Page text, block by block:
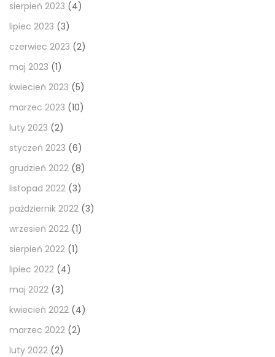
sierpień 2023 (4)
lipiec 2023 (3)
czerwiec 2023 (2)
maj 2023 (1)
kwiecień 2023 (5)
marzec 2023 (10)
luty 2023 (2)
styczeń 2023 (6)
grudzień 2022 (8)
listopad 2022 (3)
październik 2022 (3)
wrzesień 2022 (1)
sierpień 2022 (1)
lipiec 2022 (4)
maj 2022 (3)
kwiecień 2022 (4)
marzec 2022 (2)
luty 2022 (2)